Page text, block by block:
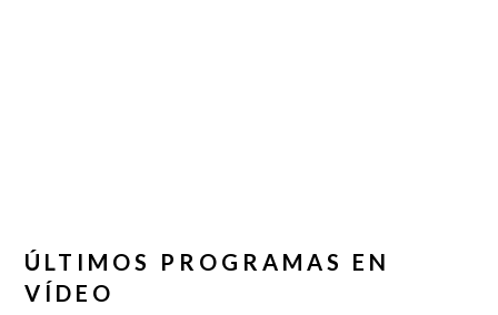
ÚLTIMOS PROGRAMAS EN
VÍDEO